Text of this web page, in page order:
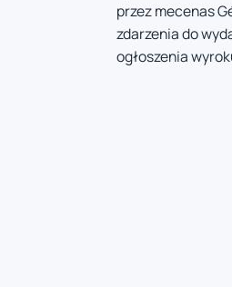
przez mecenas
zdarzenia do
ogłoszenia